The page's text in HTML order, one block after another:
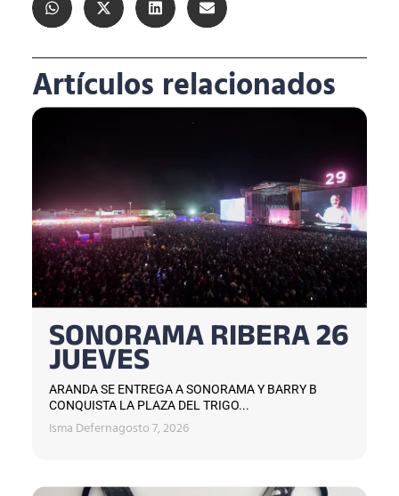
Artículos relacionados
SONORAMA RIBERA 26
JUEVES
ARANDA SE ENTREGA A SONORAMA Y BARRY B
CONQUISTA LA PLAZA DEL TRIGO...
Isma Defernagosto 7, 2026